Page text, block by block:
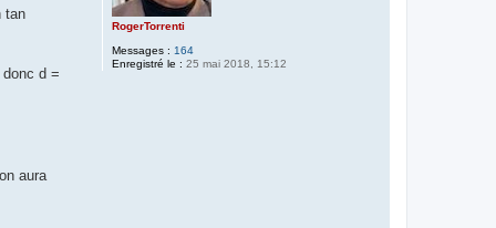
RogerTorrenti
Messages : 164
Enregistré le : 25 mai 2018, 15:12
tan
donc d =
aura